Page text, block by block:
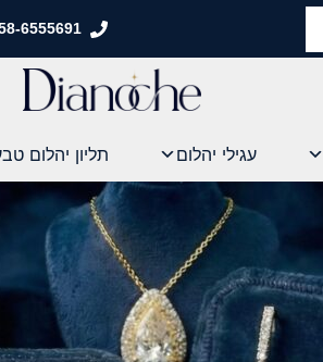
6555691
עגילי יהלום תליון יהלום